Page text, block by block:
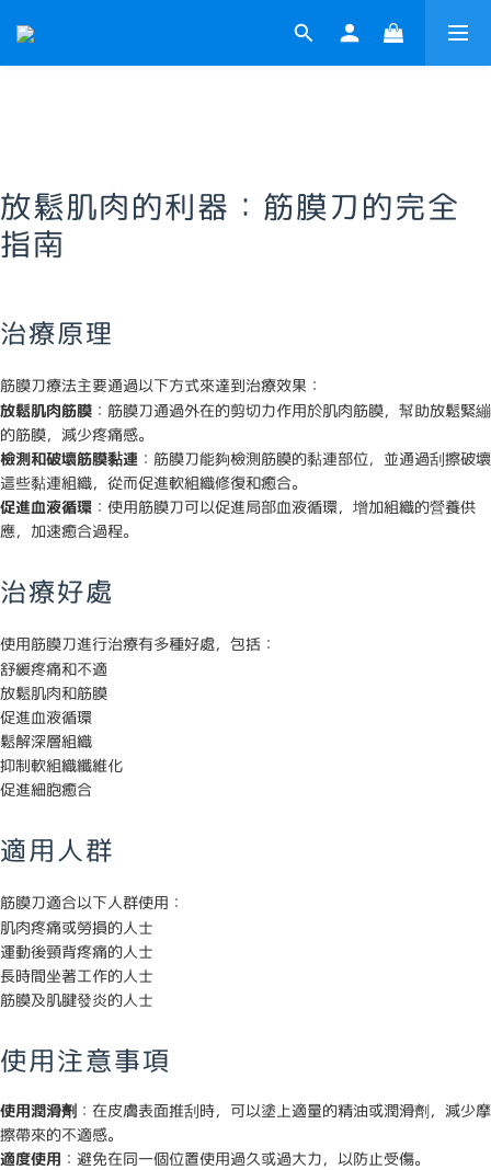
放鬆肌肉的利器：筋膜刀的完全
指南
治療原理
筋膜刀療法主要通過以下方式來達到治療效果：
放鬆肌肉筋膜 ：筋膜刀通過外在的剪切力作用於肌肉筋膜，幫助放鬆緊繃
的筋膜，減少疼痛感。
檢測和破壞筋膜黏連 ：筋膜刀能夠檢測筋膜的黏連部位，並通過刮擦破壞
這些黏連組織，從而促進軟組織修復和癒合。
促進血液循環 ：使用筋膜刀可以促進局部血液循環，增加組織的營養供
應，加速癒合過程。
治療好處
使用筋膜刀進行治療有多種好處，包括：
舒緩疼痛和不適
放鬆肌肉和筋膜
促進血液循環
鬆解深層組織
抑制軟組織纖維化
促進細胞癒合
適用人群
筋膜刀適合以下人群使用：
肌肉疼痛或勞損的人士
運動後頸背疼痛的人士
長時間坐著工作的人士
筋膜及肌腱發炎的人士
使用注意事項
使用潤滑劑 ：在皮膚表面推刮時，可以塗上適量的精油或潤滑劑，減少摩
擦帶來的不適感。
適度使用 ：避免在同一個位置使用過久或過大力，以防止受傷。